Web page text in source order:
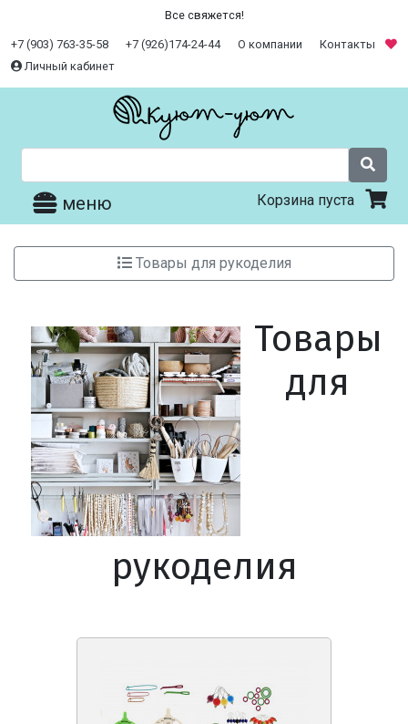
Все свяжется!
+7 (903) 763-35-58 +7 (926)174-24-44 О компании
Контакты
Личный кабинет
меню Корзина пуста
Товары для рукоделия
Товары
для
рукоделия